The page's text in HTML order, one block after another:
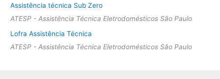
Assistência técnica Sub Zero
ATESP - Assistência Técnica Eletrodomésticos São Paulo
Lofra Assistência Técnica
ATESP - Assistência Técnica Eletrodomésticos São Paulo